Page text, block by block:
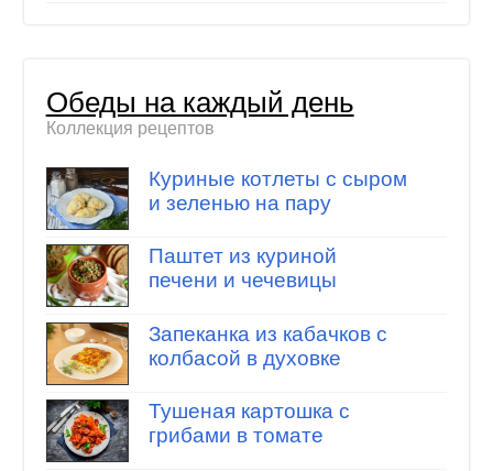
Обеды на каждый день
Коллекция рецептов
Куриные котлеты с сыром
и зеленью на пару
Паштет из куриной
печени и чечевицы
Запеканка из кабачков с
колбасой в духовке
Тушеная картошка с
грибами в томате